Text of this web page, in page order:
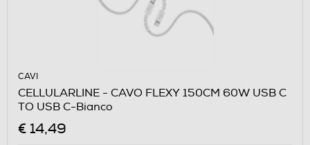
CAVI
CELLULARLINE - CAVO FLEXY 150CM 60W USB C
TO USB C-Bianco
€ 14,49